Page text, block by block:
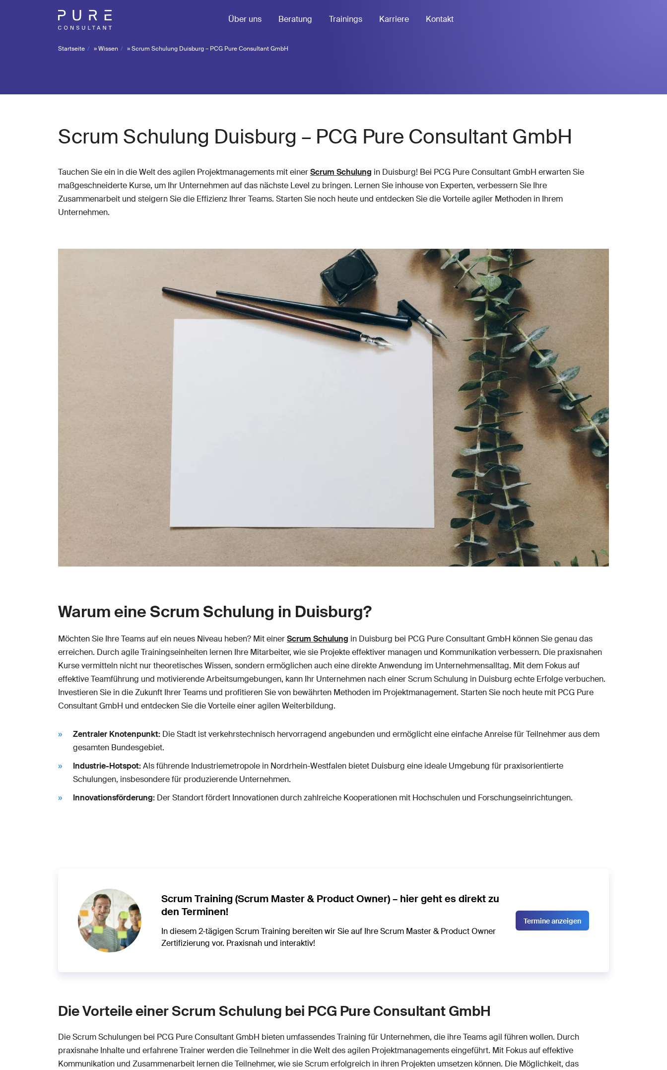
Über uns Beratung Trainings Karriere Kontakt
Startseite »Wissen »Scrum Schulung Duisburg – PCG Pure Consultant GmbH
Scrum Schulung Duisburg – PCG Pure Consultant GmbH
Tauchen Sie ein in die Welt des agilen Projektmanagements mit einerScrum Schulung in Duisburg! Bei PCG Pure Consultant GmbH erwarten Sie
maßgeschneiderte Kurse, um Ihr Unternehmen auf das nächste Level zu bringen. Lernen Sie inhouse von Experten, verbessern Sie Ihre
Zusammenarbeit und steigern Sie die Effizienz Ihrer Teams. Starten Sie noch heute und entdecken Sie die Vorteile agiler Methoden in Ihrem
Unternehmen.
Warum eine Scrum Schulung in Duisburg?
Möchten Sie Ihre Teams auf ein neues Niveau heben? Mit einerScrum Schulung in Duisburg bei PCG Pure Consultant GmbH können Sie genau das
erreichen. Durch agile Trainingseinheiten lernen Ihre Mitarbeiter, wie sie Projekte effektiver managen und Kommunikation verbessern. Die praxisnahen
Kurse vermitteln nicht nur theoretisches Wissen, sondern ermöglichen auch eine direkte Anwendung im Unternehmensalltag. Mit dem Fokus auf
effektive Teamführung und motivierende Arbeitsumgebungen, kann Ihr Unternehmen nach einer Scrum Schulung in Duisburg echte Erfolge verbuchen.
Investieren Sie in die Zukunft Ihrer Teams und profitieren Sie von bewährten Methoden im Projektmanagement. Starten Sie noch heute mit PCG Pure
Consultant GmbH und entdecken Sie die Vorteile einer agilen Weiterbildung.
Zentraler Knotenpunkt: Die Stadt ist verkehrstechnisch hervorragend angebunden und ermöglicht eine einfache Anreise für Teilnehmer aus dem
gesamten Bundesgebiet.
Industrie-Hotspot:Als führende Industriemetropole in Nordrhein-Westfalen bietet Duisburg eine ideale Umgebung für praxisorientierte
Schulungen, insbesondere für produzierende Unternehmen.
Innovationsförderung: Der Standort fördert Innovationen durch zahlreiche Kooperationen mit Hochschulen und Forschungseinrichtungen.
Scrum Training (Scrum Master & Product Owner) – hier geht es direkt zu
den Terminen!
In diesem 2-tägigen Scrum Training bereiten wir Sie auf Ihre Scrum Master & Product Owner
Zertifizierung vor. Praxisnah und interaktiv!
Termine anzeigen
Die Vorteile einer Scrum Schulung bei PCG Pure Consultant GmbH
Die Scrum Schulungen bei PCG Pure Consultant GmbH bieten umfassendes Training für Unternehmen, die ihre Teams agil führen wollen. Durch
praxisnahe Inhalte und erfahrene Trainer werden die Teilnehmer in die Welt des agilen Projektmanagements eingeführt. Mit Fokus auf effektive
Kommunikation und Zusammenarbeit lernen die Teilnehmer, wie sie Scrum erfolgreich in ihren Projekten umsetzen können. Die Möglichkeit, das